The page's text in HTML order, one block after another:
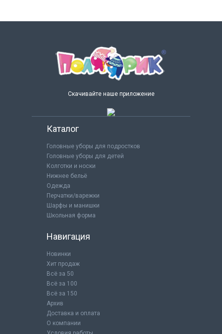
Скачивайте наше приложение
Каталог
Головные уборы для подростков
Головные уборы для детей
Колготки и носки
Нижнее бельё
Одежда
Перчатки/варежки
Шарфы и манишки
Школьная форма
Навигация
Новинки
Хит продаж
Всё за 50
Всё за 100
Всё за 150
Архив
Доставка и оплата
О компании